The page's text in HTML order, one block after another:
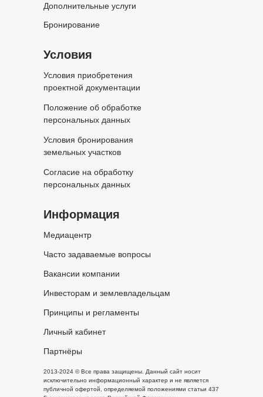
2013-2024 © Все права защищены. Данный сайт носит
исключительно информационный характер и не является
публичной офертой, определяемой положениями статьи 437
Дополнительные услуги
Бронирование
Условия
Информация
Условия приобретения
проектной документации
Медиацентр
Положение об обработке
персональных данных
Часто задаваемые вопросы
Условия бронирования
земельных участков
Вакансии компании
Согласие на обработку
персональных данных
Инвесторам и землевладельцам
Принципы и регламенты
Личный кабинет
Партнёры